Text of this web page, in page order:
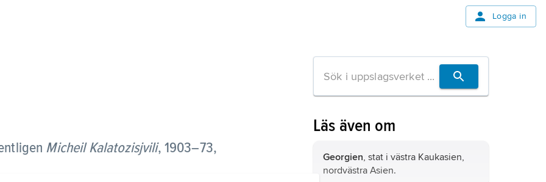
Logga in
Micheil Kalatozisjvili, 1903–73,
Läs även om
Georgien, stat i västra Kaukasien,
nordvästra Asien.